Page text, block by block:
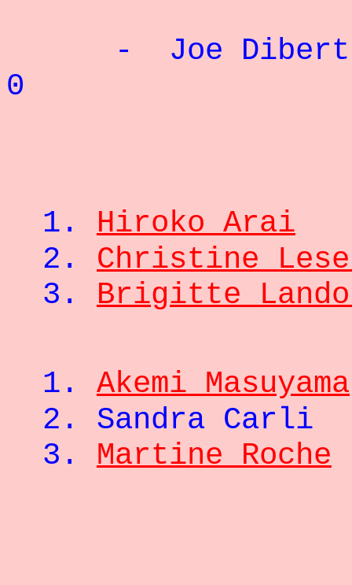
- Joe
0
1. Hiroko Arai
2. Christine
3. Brigitte
1. Akemi Masuyama
2. Sandra Carli
3. Martine Roche